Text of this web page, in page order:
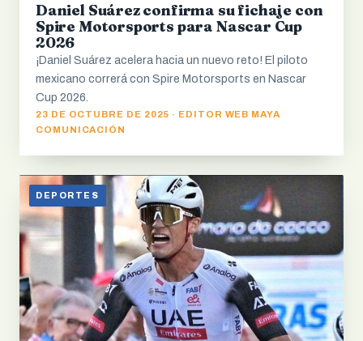
Daniel Suárez confirma su fichaje con
Spire Motorsports para Nascar Cup
2026
¡Daniel Suárez acelera hacia un nuevo reto! El piloto
mexicano correrá con Spire Motorsports en Nascar
Cup 2026.
23 DE OCTUBRE DE 2025 · EDITOR WEB MAYA
COMUNICACIÓN
DEPORTES